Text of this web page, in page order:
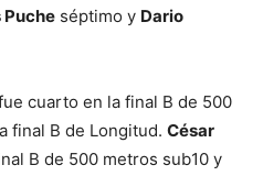
Puche séptimo y Dario
cuarto en la final B de 500
final B de Longitud. César
B de 500 metros sub10 y